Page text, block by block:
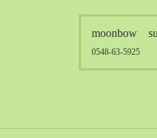
moonbow
0548-63-5925